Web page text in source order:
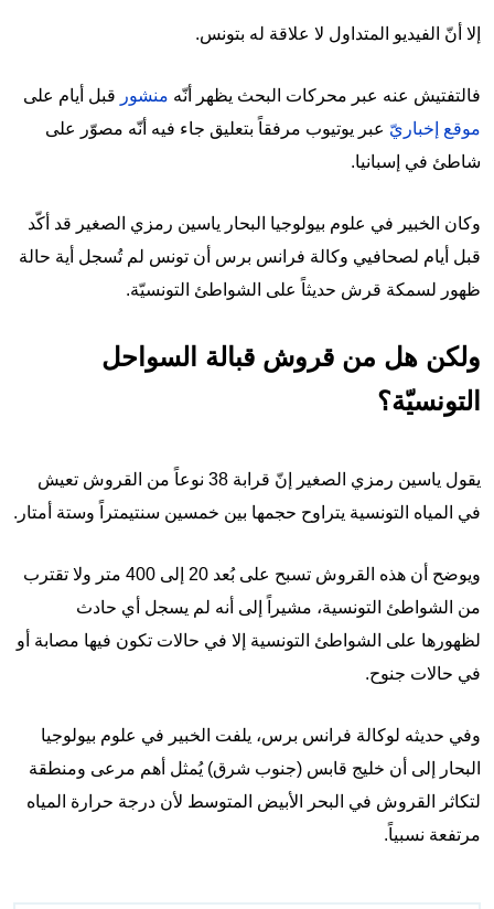
إلا أنّ الفيديو المتداول لا علاقة له بتونس.
فالتفتيش عنه عبر محركات البحث يظهر أنّه منشور قبل أيام على
موقع إخباريّ عبر يوتيوب مرفقاً بتعليق جاء فيه أنّه مصوّر على
شاطئ في إسبانيا.
وكان الخبير في علوم بيولوجيا البحار ياسين رمزي الصغير قد أكّد
قبل أيام لصحافيي وكالة فرانس برس أن تونس لم تُسجل أية حالة
ظهور لسمكة قرش حديثاً على الشواطئ التونسيّة.
ولكن هل من قروش قبالة السواحل
التونسيّة؟
يقول ياسين رمزي الصغير إنّ قرابة 38 نوعاً من القروش تعيش
في المياه التونسية يتراوح حجمها بين خمسين سنتيمتراً وستة أمتار.
ويوضح أن هذه القروش تسبح على بُعد 20 إلى 400 متر ولا تقترب
من الشواطئ التونسية، مشيراً إلى أنه لم يسجل أي حادث
لظهورها على الشواطئ التونسية إلا في حالات تكون فيها مصابة أو
في حالات جنوح.
وفي حديثه لوكالة فرانس برس، يلفت الخبير في علوم بيولوجيا
البحار إلى أن خليج قابس (جنوب شرق) يُمثل أهم مرعى ومنطقة
لتكاثر القروش في البحر الأبيض المتوسط لأن درجة حرارة المياه
مرتفعة نسبياً.